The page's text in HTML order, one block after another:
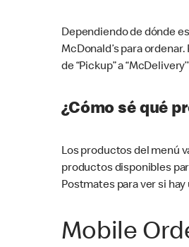
Dependiendo de dónde
McDonald’s para
de “Pickup” a
¿Cómo sé qué
Los productos del menú
productos disponibles
Postmates para ver si
Mobile